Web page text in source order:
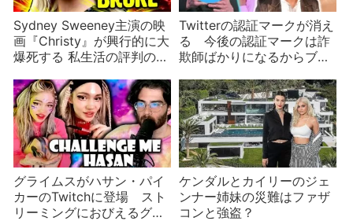
Sydney Sweeney主演の映
画『Christy』が興行的に大
爆死する 私生活の評判の悪
Twitterの認証マークが消え
る 今後の認証マークは詐
欺師ばかりになるからブロ
グライムスがハサン・パイ
カーのTwitchに登場 スト
リーミングにおびえるグラ
ケンダルとカイリーのジェ
ンナー姉妹の災難はファザ
コンと強盗？